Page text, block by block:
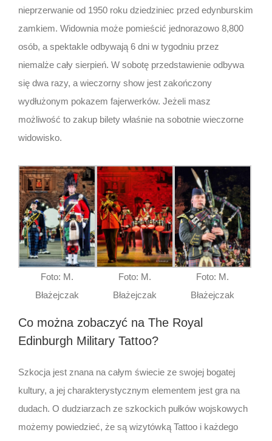
nieprzerwanie od 1950 roku dziedziniec przed edynburskim
zamkiem. Widownia może pomieścić jednorazowo 8,800
osób, a spektakle odbywają 6 dni w tygodniu przez
niemalże cały sierpień. W sobotę przedstawienie odbywa
się dwa razy, a wieczorny show jest zakończony
wydłużonym pokazem fajerwerków. Jeżeli masz
możliwość to zakup bilety właśnie na sobotnie wieczorne
widowisko.
Foto: M.
Błażejczak
Foto: M.
Błażejczak
Foto: M.
Błażejczak
Co można zobaczyć na The Royal
Edinburgh Military Tattoo?
Szkocja jest znana na całym świecie ze swojej bogatej
kultury, a jej charakterystycznym elementem jest gra na
dudach. O dudziarzach ze szkockich pułków wojskowych
możemy powiedzieć, że są wizytówką Tattoo i każdego